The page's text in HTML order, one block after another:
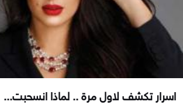
اسرار تكشف لاول مرة .. لماذا انسحبت...